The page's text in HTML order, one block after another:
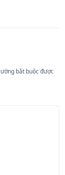
bắt buộc được